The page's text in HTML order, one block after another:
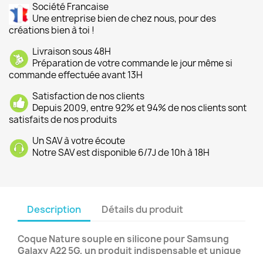
Société Francaise
Une entreprise bien de chez nous, pour des
créations bien à toi !
Livraison sous 48H
Préparation de votre commande le jour même si
commande effectuée avant 13H
Satisfaction de nos clients
Depuis 2009, entre 92% et 94% de nos clients sont
satisfaits de nos produits
Un SAV à votre écoute
Notre SAV est disponible 6/7J de 10h à 18H
Description Détails du produit
Coque Nature souple en silicone pour Samsung
Galaxy A22 5G, un produit indispensable et unique